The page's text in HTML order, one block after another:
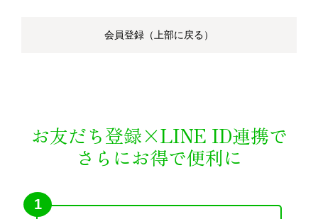
会員登録（上部に戻る）
お友だち登録×LINE ID連携で
さらにお得で便利に
1